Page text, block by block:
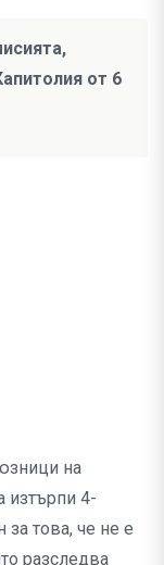
от 6
на
изтърпи 4-
това, че не е
разследва